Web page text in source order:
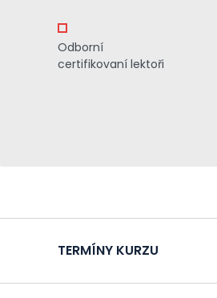
Odborní
certifikovaní lektoři
TERMÍNY KURZU